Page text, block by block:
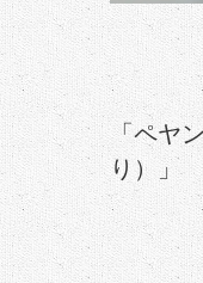
「ペヤ
り）」